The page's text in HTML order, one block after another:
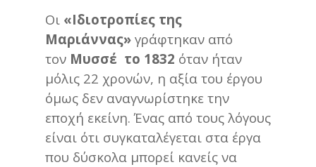
Οι «Ιδιοτροπίες της
Μαριάννας» γράφτηκαν από
τον Μυσσέ το 1832 όταν ήταν
μόλις 22 χρονών, η αξία του έργου
όμως δεν αναγνωρίστηκε την
εποχή εκείνη. Ένας από τους λόγους
είναι ότι συγκαταλέγεται στα έργα
που δύσκολα μπορεί κανείς να